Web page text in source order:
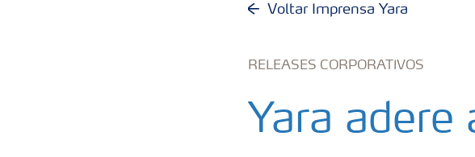
Voltar Imprensa Yara
RELEASES CORPORATIVOS
Yara